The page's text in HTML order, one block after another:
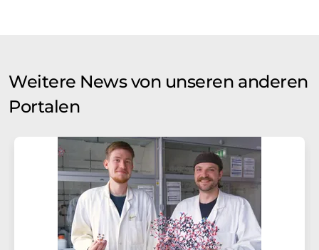
Weitere News von unseren anderen
Portalen